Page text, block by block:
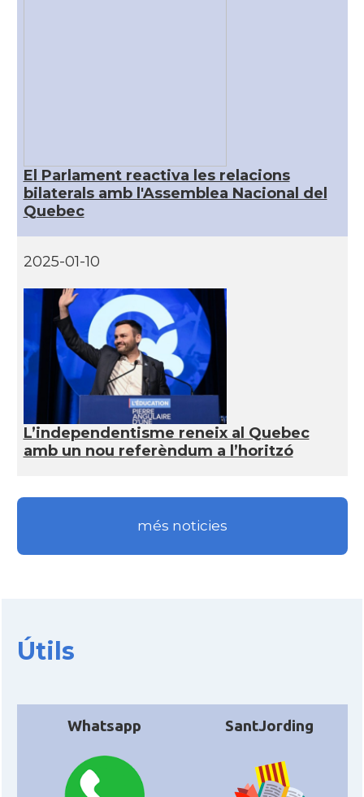
El Parlament reactiva les relacions
bilaterals amb l'Assemblea Nacional del
Quebec
2025-01-10
L’independentisme reneix al Quebec
amb un nou referèndum a l’horitzó
més noticies
Útils
Whatsapp SantJording